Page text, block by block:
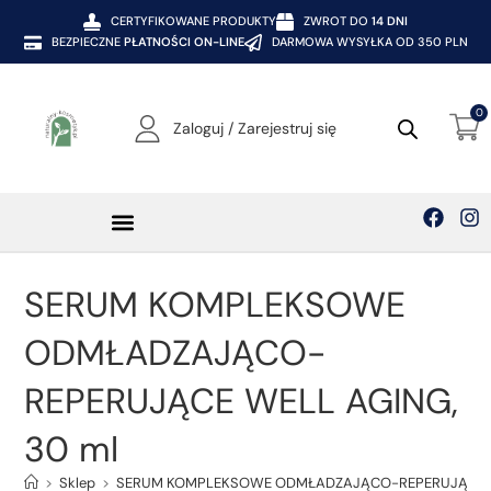
CERTYFIKOWANE PRODUKTY ZWROT DO 14 DNI
BEZPIECZNE PŁATNOŚCI ON-LINE DARMOWA WYSYŁKA OD 350 PLN
Zaloguj / Zarejestruj się
0
SERUM KOMPLEKSOWE
ODMŁADZAJĄCO-
REPERUJĄCE WELL AGING,
30 ml
> Sklep > SERUM KOMPLEKSOWE ODMŁADZAJĄCO-